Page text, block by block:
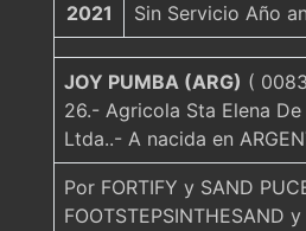
2021 Sin Servicio Año
JOY PUMBA (ARG) (
26.- Agricola Sta Elena
Ltda..- A nacida en
Por FORTIFY y SAND
FOOTSTEPSINTHESAND y